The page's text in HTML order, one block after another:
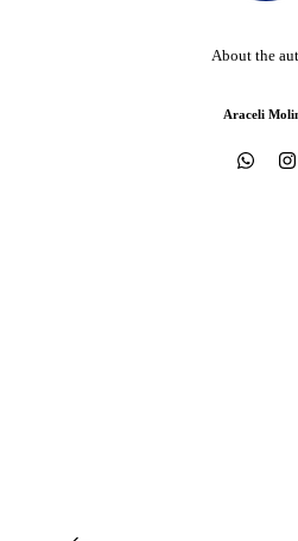
About the
Araceli